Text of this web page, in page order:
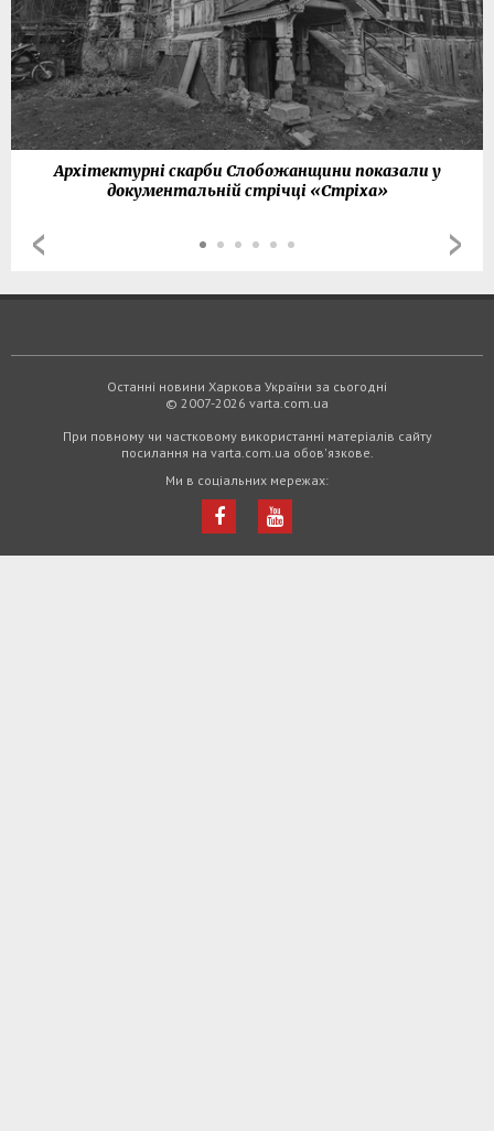
Архітектурні скарби Слобожанщини показали у
документальній стрічці «Стріха»
Останні новини Харкова України за сьогодні
© 2007-2026 varta.com.ua
При повному чи частковому використанні матеріалів сайту
посилання на varta.com.ua обов'язкове.
Ми в соціальних мережах: